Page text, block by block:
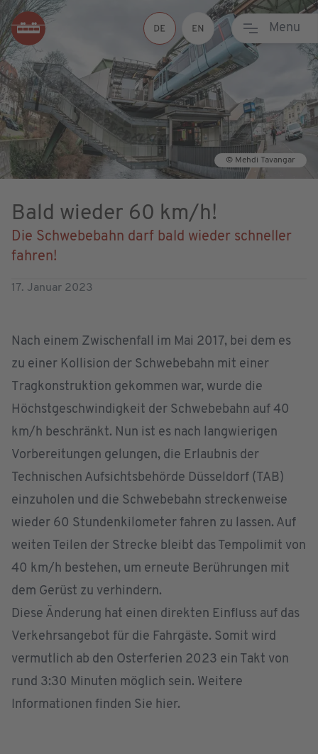
Menu
© Mehdi Tavangar
Bald wieder 60 km/h!
Die Schwebebahn darf bald wieder schneller
fahren!
17. Januar 2023
Nach einem Zwischenfall im Mai 2017, bei dem es
zu einer Kollision der Schwebebahn mit einer
Tragkonstruktion gekommen war, wurde die
Höchstgeschwindigkeit der Schwebebahn auf 40
km/h beschränkt. Nun ist es nach langwierigen
Vorbereitungen gelungen, die Erlaubnis der
Technischen Aufsichtsbehörde Düsseldorf (TAB)
einzuholen und die Schwebebahn streckenweise
wieder 60 Stundenkilometer fahren zu lassen. Auf
weiten Teilen der Strecke bleibt das Tempolimit von
40 km/h bestehen, um erneute Berührungen mit
dem Gerüst zu verhindern.
Diese Änderung hat einen direkten Einfluss auf das
Verkehrsangebot für die Fahrgäste. Somit wird
vermutlich ab den Osterferien 2023 ein Takt von
rund 3:30 Minuten möglich sein. Weitere
Informationen finden Sie hier.